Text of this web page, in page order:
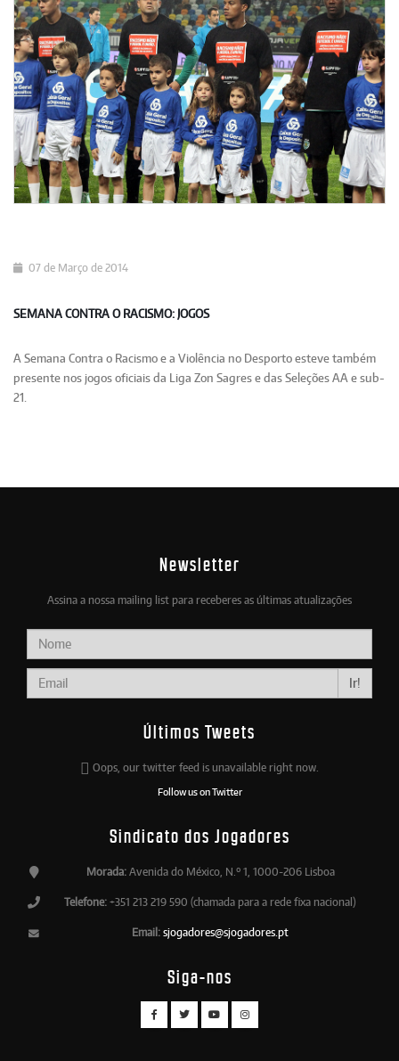
07 de Março de 2014
SEMANA CONTRA O RACISMO: JOGOS
A Semana Contra o Racismo e a Violência no Desporto esteve também
presente nos jogos oficiais da Liga Zon Sagres e das Seleções AA e sub-
21.
Newsletter
Assina a nossa mailing list para receberes as últimas atualizações
Ir!
Últimos Tweets
Oops, our twitter feed is unavailable right now.
Follow us on Twitter
Sindicato dos Jogadores
Morada:Avenida do México, N.º 1, 1000-206 Lisboa
Telefone: +351 213 219 590 (chamada para a rede fixa nacional)
Email: sjogadores@sjogadores.pt
Siga-nos